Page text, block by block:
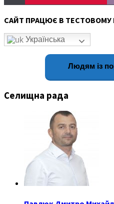
САЙТ ПРАЦЮЄ В ТЕСТОВОМУ
Українська
Людям із
Селищна рада